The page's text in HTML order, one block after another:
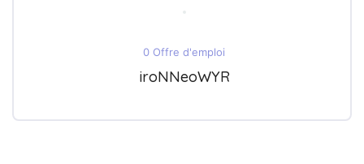
0 Offre d'emploi
iroNNeoWYR